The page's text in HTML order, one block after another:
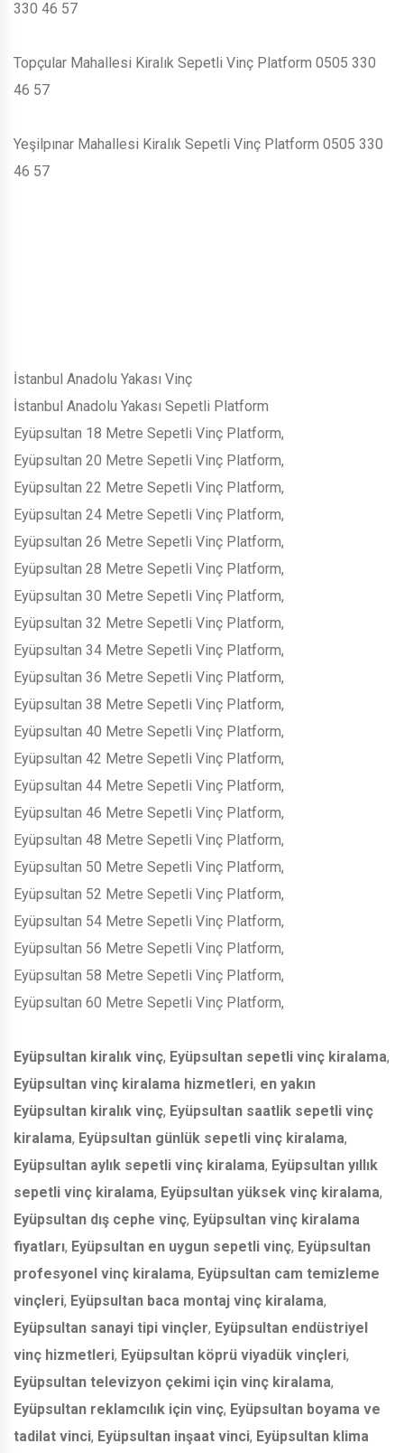
330 46 57
Topçular Mahallesi Kiralık Sepetli Vinç Platform 0505 330
46 57
Yeşilpınar Mahallesi Kiralık Sepetli Vinç Platform 0505 330
46 57
İstanbul Anadolu Yakası Vinç
İstanbul Anadolu Yakası Sepetli Platform
Eyüpsultan 18 Metre Sepetli Vinç Platform,
Eyüpsultan 20 Metre Sepetli Vinç Platform,
Eyüpsultan 22 Metre Sepetli Vinç Platform,
Eyüpsultan 24 Metre Sepetli Vinç Platform,
Eyüpsultan 26 Metre Sepetli Vinç Platform,
Eyüpsultan 28 Metre Sepetli Vinç Platform,
Eyüpsultan 30 Metre Sepetli Vinç Platform,
Eyüpsultan 32 Metre Sepetli Vinç Platform,
Eyüpsultan 34 Metre Sepetli Vinç Platform,
Eyüpsultan 36 Metre Sepetli Vinç Platform,
Eyüpsultan 38 Metre Sepetli Vinç Platform,
Eyüpsultan 40 Metre Sepetli Vinç Platform,
Eyüpsultan 42 Metre Sepetli Vinç Platform,
Eyüpsultan 44 Metre Sepetli Vinç Platform,
Eyüpsultan 46 Metre Sepetli Vinç Platform,
Eyüpsultan 48 Metre Sepetli Vinç Platform,
Eyüpsultan 50 Metre Sepetli Vinç Platform,
Eyüpsultan 52 Metre Sepetli Vinç Platform,
Eyüpsultan 54 Metre Sepetli Vinç Platform,
Eyüpsultan 56 Metre Sepetli Vinç Platform,
Eyüpsultan 58 Metre Sepetli Vinç Platform,
Eyüpsultan 60 Metre Sepetli Vinç Platform,
Eyüpsultan kiralık vinç, Eyüpsultan sepetli vinç kiralama,
Eyüpsultan vinç kiralama hizmetleri, en yakın
Eyüpsultan kiralık vinç, Eyüpsultan saatlik sepetli vinç
kiralama, Eyüpsultan günlük sepetli vinç kiralama,
Eyüpsultan aylık sepetli vinç kiralama, Eyüpsultan yıllık
sepetli vinç kiralama, Eyüpsultan yüksek vinç kiralama,
Eyüpsultan dış cephe vinç, Eyüpsultan vinç kiralama
fiyatları, Eyüpsultan en uygun sepetli vinç, Eyüpsultan
profesyonel vinç kiralama, Eyüpsultan cam temizleme
vinçleri, Eyüpsultan baca montaj vinç kiralama,
Eyüpsultan sanayi tipi vinçler, Eyüpsultan endüstriyel
vinç hizmetleri, Eyüpsultan köprü viyadük vinçleri,
Eyüpsultan televizyon çekimi için vinç kiralama,
Eyüpsultan reklamcılık için vinç, Eyüpsultan boyama ve
tadilat vinci, Eyüpsultan inşaat vinci, Eyüpsultan klima